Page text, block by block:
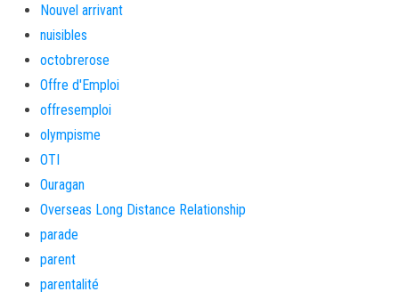
Nouvel arrivant
nuisibles
octobrerose
Offre d'Emploi
offresemploi
olympisme
OTI
Ouragan
Overseas Long Distance Relationship
parade
parent
parentalité